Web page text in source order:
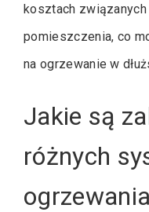
kosztach
pomieszczenia, co
na ogrzewanie w
Jakie są
różnych